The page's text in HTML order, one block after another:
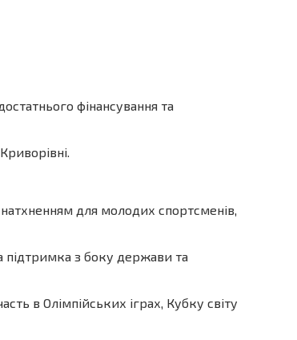
фінансування та
для молодих спортсменів,
з боку держави та
в Олімпійських іграх, Кубку світу